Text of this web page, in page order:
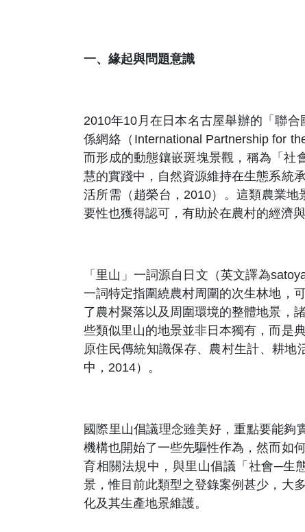
一、緣起與問題意識
2010年10月在日本名古屋舉辦的「聯
係網絡（International Partnership for
而形成的動態鑲嵌斑塊景觀，稱為「社
慧的實踐中，自然資源維持在生態系統
活所需（趙榮台，2010）。這類農業
要性也獲得認可，有助於在農村的經濟
「里山」一詞源自日文（英文譯為
一詞特定指圍繞農村周圍的次生林地，
了農村聚落以及周圍環境的整體地景，
些類似里山的地景並非日本獨有，而是
原住民傳統知識保存、農村生計、耕
中，2014）。
國際里山倡議理念雖美好，重點要能
機構也開始了一些先驅性作為，然而如
育相關法規中，與里山倡議「社會─生
景，惟目前此類型之登錄案例甚少，大
化及其生產地景維護。